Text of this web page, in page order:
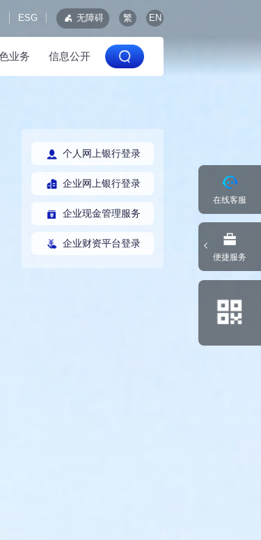
ESG 无障碍 繁 EN
个人网上银行登录
企业网上银行登录
企业现金管理服务
企业财资平台登录
业务 信息公开
在线客服
便捷服务